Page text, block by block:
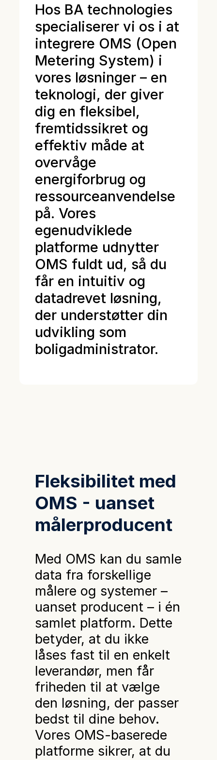
Hos BA technologies
specialiserer vi os i at
integrere OMS (Open
Metering System) i
vores løsninger – en
teknologi, der giver
dig en fleksibel,
fremtidssikret og
effektiv måde at
overvåge
energiforbrug og
ressourceanvendelse
på. Vores
egenudviklede
platforme udnytter
OMS fuldt ud, så du
får en intuitiv og
datadrevet løsning,
der understøtter din
udvikling som
boligadministrator.
Fleksibilitet med
OMS - uanset
målerproducent
Med OMS kan du samle
data fra forskellige
målere og systemer –
uanset producent – i én
samlet platform. Dette
betyder, at du ikke
låses fast til en enkelt
leverandør, men får
friheden til at vælge
den løsning, der passer
bedst til dine behov.
Vores OMS-baserede
platforme sikrer, at du